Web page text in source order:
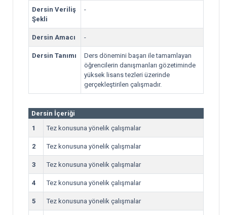
Dersin Veriliş
Şekli
-
Dersin Amacı -
Dersin Tanımı
Ders dönemini başarı ile tamamlayan
öğrencilerin danışmanları gözetiminde
yüksek lisans tezleri üzerinde
gerçekleştirilen çalışmadır.
Dersin İçeriği
1
Tez konusuna yönelik çalışmalar
2 Tez konusuna yönelik çalışmalar
3 Tez konusuna yönelik çalışmalar
4 Tez konusuna yönelik çalışmalar
5 Tez konusuna yönelik çalışmalar